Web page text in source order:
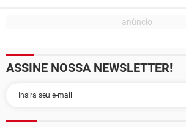
ASSINE NOSSA NEWSLETTER!